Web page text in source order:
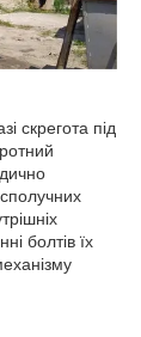
скрегота під
болтів їх